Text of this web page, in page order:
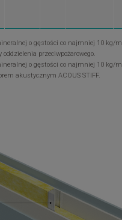
o gęstości co najmniej 10 kg/m
przeciwpożarowego.
o gęstości co najmniej 10 kg/m
akustycznym ACOUS STIFF.